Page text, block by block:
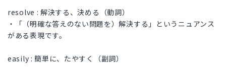
resolve : 解決する、決める（動詞）
・「（明確な答えのない問題を）解決する」というニュアンス
がある表現です。
easily : 簡単に、たやすく（副詞）